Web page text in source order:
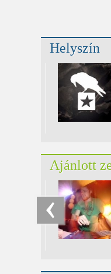
Helyszín
Ajánlott